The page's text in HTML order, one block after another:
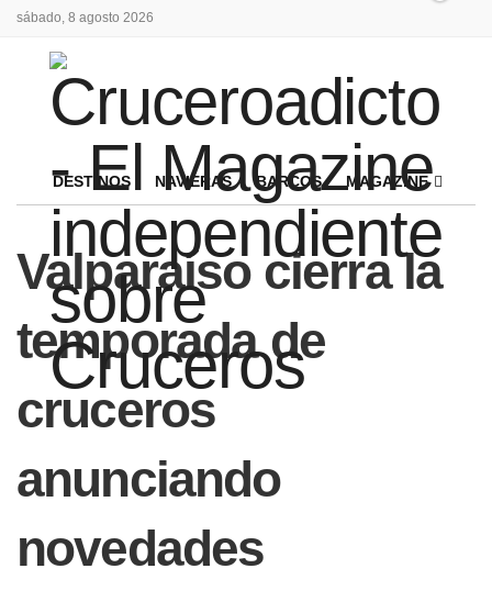
sábado, 8 agosto 2026
DESTINOS NAVIERAS BARCOS MAGAZINE
Valparaíso cierra la
temporada de
cruceros
anunciando
novedades